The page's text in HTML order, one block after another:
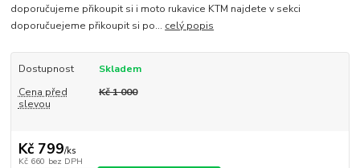
doporučujeme přikoupit si i moto rukavice KTM najdete v sekci
doporučuejeme přikoupit si po... celý popis
Dostupnost
Skladem
Cena před
slevou
Kč 1 000
Kč 799/ks
Kč 660 bez DPH